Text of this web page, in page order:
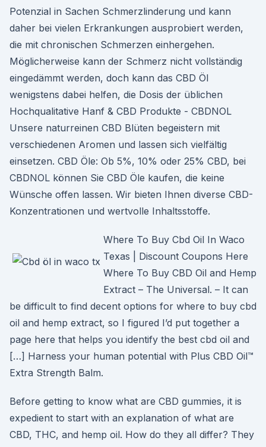
Potenzial in Sachen Schmerzlinderung und kann
daher bei vielen Erkrankungen ausprobiert werden,
die mit chronischen Schmerzen einhergehen.
Möglicherweise kann der Schmerz nicht vollständig
eingedämmt werden, doch kann das CBD Öl
wenigstens dabei helfen, die Dosis der üblichen
Hochqualitative Hanf & CBD Produkte - CBDNOL
Unsere naturreinen CBD Blüten begeistern mit
verschiedenen Aromen und lassen sich vielfältig
einsetzen. CBD Öle: Ob 5%, 10% oder 25% CBD, bei
CBDNOL können Sie CBD Öle kaufen, die keine
Wünsche offen lassen. Wir bieten Ihnen diverse CBD-
Konzentrationen und wertvolle Inhaltsstoffe.
Where To Buy Cbd Oil In Waco
Texas | Discount Coupons Here
Where To Buy CBD Oil and Hemp
Extract – The Universal. – It can
be difficult to find decent options for where to buy cbd
oil and hemp extract, so I figured I’d put together a
page here that helps you identify the best cbd oil and
[…] Harness your human potential with Plus CBD Oil™
Extra Strength Balm.
Before getting to know what are CBD gummies, it is
expedient to start with an explanation of what are
CBD, THC, and hemp oil. How do they all differ? They